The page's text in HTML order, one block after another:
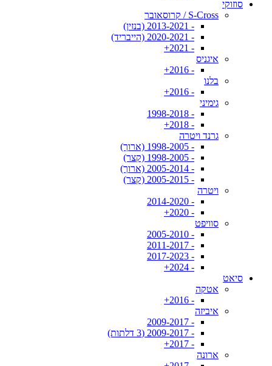
סוזוקי
S-Cross / קרוסאובר
- 2013-2021 (בנזין)
- 2020-2021 (הייבריד)
- 2021+
איגניס
- 2016+
בלנו
- 2016+
גימיני
- 1998-2018
- 2018+
גרנד ויטרה
- 1998-2005 (ארוך)
- 1998-2005 (קצר)
- 2005-2014 (ארוך)
- 2005-2015 (קצר)
ויטרה
- 2014-2020
- 2020+
סוויפט
- 2005-2010
- 2011-2017
- 2017-2023
- 2024+
סיאט
אטקה
- 2016+
איביזה
- 2009-2017
- 2009-2017 (3 דלתות)
- 2017+
ארונה